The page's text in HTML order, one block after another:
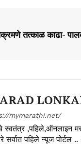
तत्काळ काढा-
mymarathi.net/
स्वतंत्र ,पहिले,ऑनलाइन
सर्वात पहिले न्यूज